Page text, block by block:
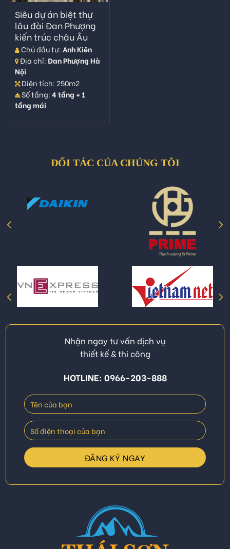
Siêu dự án biệt thự
lâu đài Đan Phượng
kiến trúc châu Âu
Chủ đầu tư: Anh Kiên
Địa chỉ: Đan Phượng Hà
Nội
Diện tích: 250m2
Số tầng: 4 tầng + 1
tầng mái
ĐỐI TÁC CỦA CHÚNG TÔI
Nhận ngay tư vấn dịch vụ
thiết kế & thi công
HOTLINE: 0966-203-888